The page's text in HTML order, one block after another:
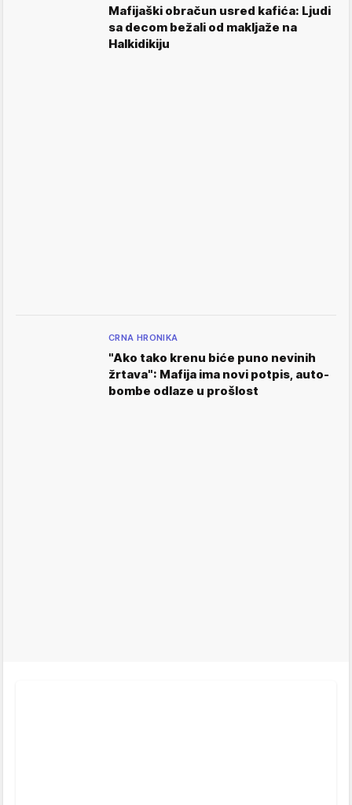
Mafijaški obračun usred kafića: Ljudi
sa decom bežali od makljaže na
Halkidikiju
CRNA HRONIKA
"Ako tako krenu biće puno nevinih
žrtava": Mafija ima novi potpis, auto-
bombe odlaze u prošlost